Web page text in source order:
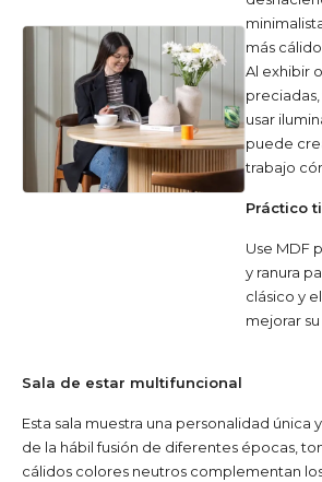
más
Al exhibir
usar
puede
trabajo
Práctico
Use MDF
y ranura
clásico y
mejorar
Sala de estar multifuncional
Esta sala muestra una personalidad única
de la hábil fusión de diferentes épocas,
cálidos colores neutros complementan